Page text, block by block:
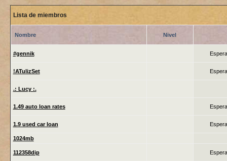
Lista de miembros
Nombre Nivel
#gennik
!ATulizSet
.: Lucy :.
1.49 auto loan rates
1.9 used car loan
1024mb
112358dip